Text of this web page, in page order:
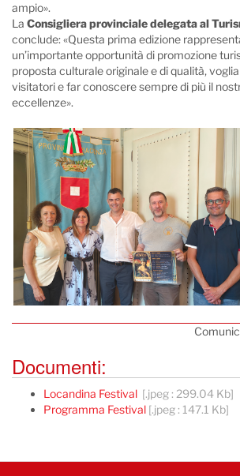
ampio».
La Consigliera provinciale delegata al
conclude: «Questa prima edizione
un’importante opportunità di promozione
proposta culturale originale e di qualità,
visitatori e far conoscere sempre di più il
eccellenze».
Documenti:
Locandina Festival [.jpeg : 299.04 Kb]
Programma Festival [.jpeg : 147.1 Kb]